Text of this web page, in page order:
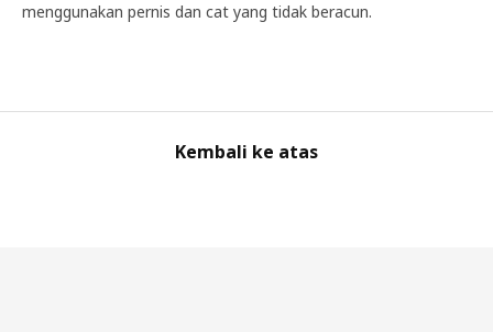
menggunakan pernis dan cat yang tidak beracun.
Kembali ke atas